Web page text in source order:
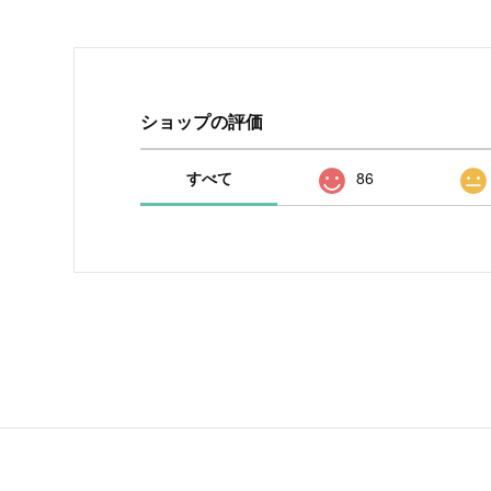
ショップの評価
すべて 86